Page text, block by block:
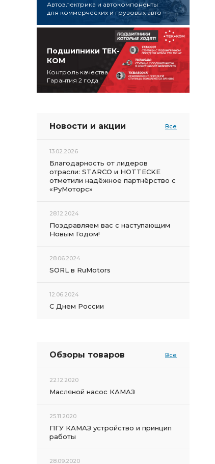
Автоэлектрика и автокомпоненты
для коммерческих и грузовых авто
Подшипники ТЕК-
КОМ
Контроль качества
Гарантия 2 года
Новости и акции Все
13.02.2026
Благодарность от лидеров
отрасли: STARCO и HOTTECKE
отметили надёжное партнёрство с
«РуМоторс»
28.12.2024
Поздравляем вас с наступающим
Новым Годом!
28.06.2024
SORL в RuMotors
12.06.2024
С Днем России
Обзоры товаров Все
22.12.2020
Масляной насос КАМАЗ
25.11.2020
ПГУ КАМАЗ устройство и принцип
работы
28.09.2020